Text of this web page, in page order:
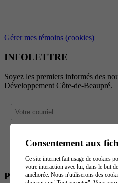
Gérer mes témoins (cookies)
INFOLETTRE
Soyez les premiers informés des
Développement Côte-de-Beaupré.
PARTENAIRES
Consentement aux
Ce site internet fait usage de cookies
votre interaction avec lui, dans le but
améliorée. Nous n'utiliserons des